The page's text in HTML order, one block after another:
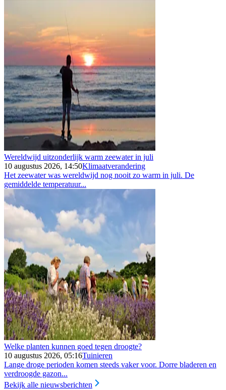
Wereldwijd uitzonderlijk warm zeewater in juli
10 augustus 2026, 14:50Klimaatverandering
Het zeewater was wereldwijd nog nooit zo warm in juli. De
gemiddelde temperatuur...
Welke planten kunnen goed tegen droogte?
10 augustus 2026, 05:16Tuinieren
Lange droge perioden komen steeds vaker voor. Dorre bladeren en
verdroogde gazon...
Bekijk alle nieuwsberichten